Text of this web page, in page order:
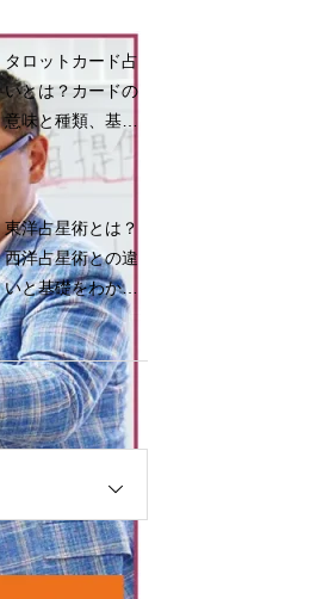
タロットカード占
いとは？カードの
意味と種類、基礎
知識をわかりやす
く解説
東洋占星術とは？
西洋占星術との違
いと基礎をわかり
やすく解説